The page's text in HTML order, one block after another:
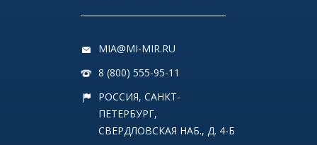
MIA@MI-MIR.RU
8 (800) 555-95-11
РОССИЯ, САНКТ-
ПЕТЕРБУРГ,
СВЕРДЛОВСКАЯ НАБ., Д. 4-Б